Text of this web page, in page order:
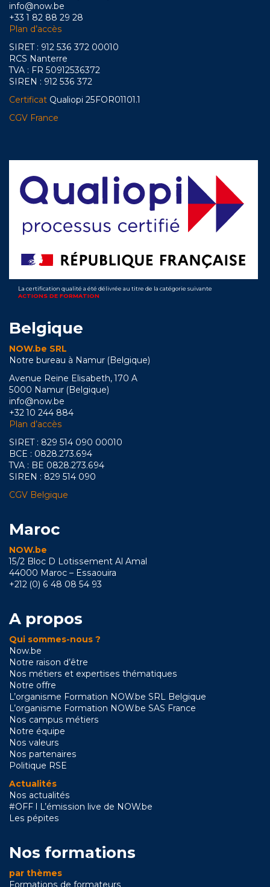
info@now.be
+33 1 82 88 29 28
Plan d’accès
SIRET : 912 536 372 00010
RCS Nanterre
TVA : FR 50912536372
SIREN : 912 536 372
Certificat Qualiopi 25FOR01101.1
CGV France
La certification qualité a été délivrée au titre de la catégorie suivante
ACTIONS DE FORMATION
Belgique
NOW.be SRL
Notre bureau à Namur (Belgique)
Avenue Reine Elisabeth, 170 A
5000 Namur (Belgique)
info@now.be
+32 10 244 884
Plan d’accès
SIRET : 829 514 090 00010
BCE : 0828.273.694
TVA : BE 0828.273.694
SIREN : 829 514 090
CGV Belgique
Maroc
NOW.be
15/2 Bloc D Lotissement Al Amal
44000 Maroc – Essaouira
+212 (0) 6 48 08 54 93
A propos
Qui sommes-nous ?
Now.be
Notre raison d’être
Nos métiers et expertises thématiques
Notre offre
L’organisme Formation NOW.be SRL Belgique
L’organisme Formation NOW.be SAS France
Nos campus métiers
Notre équipe
Nos valeurs
Nos partenaires
Politique RSE
Actualités
Nos actualités
#OFF l L’émission live de NOW.be
Les pépites
Nos formations
par thèmes
Formations de formateurs